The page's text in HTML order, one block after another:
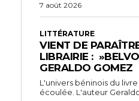
7 août 2026
LITTÉRATURE
VIENT DE
LIBRAIRIE :
GERALDO GOMEZ
L'univers béninois du
écoulée. L'auteur